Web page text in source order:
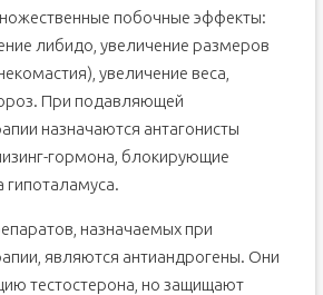
побочные эффекты:
либидо, увеличение размеров
увеличение веса,
При подавляющей
назначаются антагонисты
гормона, блокирующие
назначаемых при
являются антиандрогены. Они
тестостерона, но защищают